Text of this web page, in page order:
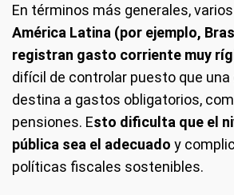
En términos más generales,
América Latina (por ejemplo,
registran gasto corriente muy
difícil de controlar puesto que una
destina a gastos obligatorios,
pensiones. Esto dificulta que el
pública sea el adecuado y
políticas fiscales sostenibles.